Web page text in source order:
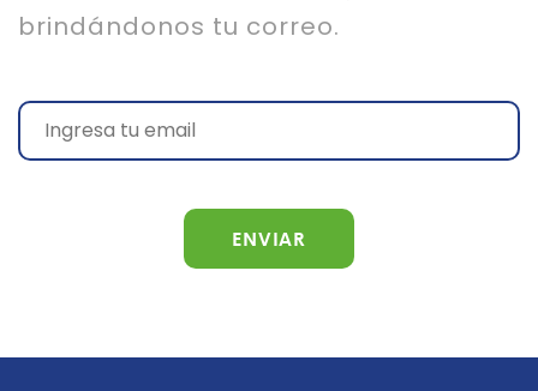
brindándonos tu correo.